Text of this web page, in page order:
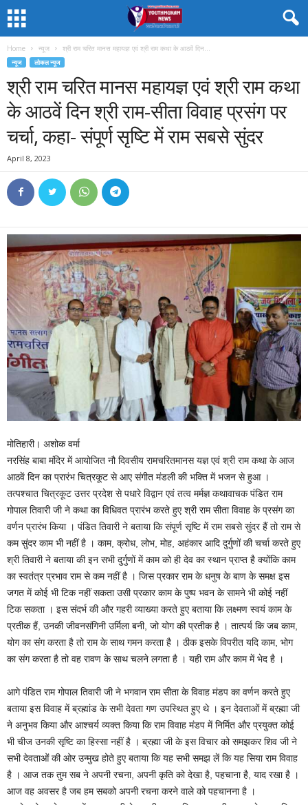
Home न्यूज श्री राम चरित मानस महायज्ञ एवं श्री राम कथा के आठवें दिन...
न्यूज लोकल न्यूज
श्री राम चरित मानस महायज्ञ एवं श्री राम कथा
के आठवें दिन श्री राम-सीता विवाह प्रसंग पर
चर्चा, कहा- संपूर्ण सृष्टि में राम सबसे सुंदर
April 8, 2023
मोतिहारी। अशोक वर्मा
नरसिंह बाबा मंदिर में आयोजित नौ दिवसीय रामचरितमानस यज्ञ एवं श्री राम कथा के आज
आठवें दिन का प्रारंभ चित्रकूट से आए संगीत मंडली की भक्ति में भजन से हुआ ।
तत्पश्चात चित्रकूट उत्तर प्रदेश से पधारे विद्वान एवं तत्व मर्मज्ञ कथावाचक पंडित राम
गोपाल तिवारी जी ने कथा का विधिवत प्रारंभ करते हुए श्री राम सीता विवाह के प्रसंग का
वर्णन प्रारंभ किया । पंडित तिवारी ने बताया कि संपूर्ण सृष्टि में राम सबसे सुंदर हैं तो राम से
कम सुंदर काम भी नहीं है । काम, क्रोध, लोभ, मोह, अहंकार आदि दुर्गुणों की चर्चा करते हुए
श्री तिवारी ने बताया की इन सभी दुर्गुणों में काम को ही देव का स्थान प्राप्त है क्योंकि काम
का स्वतंत्र प्रभाव राम से कम नहीं है । जिस प्रकार राम के धनुष के बाण के समक्ष इस
जगत में कोई भी टिक नहीं सकता उसी प्रकार काम के पुष्प भवन के सामने भी कोई नहीं
टिक सकता । इस संदर्भ की और गहरी व्याख्या करते हुए बताया कि लक्ष्मण स्वयं काम के
प्रतीक हैं, उनकी जीवनसंगिनी उर्मिला बनी, जो योग की प्रतीक है । तात्पर्य कि जब काम,
योग का संग करता है तो राम के साथ गमन करता है । ठीक इसके विपरीत यदि काम, भोग
का संग करता है तो वह रावण के साथ चलने लगता है । यही राम और काम में भेद है ।
आगे पंडित राम गोपाल तिवारी जी ने भगवान राम सीता के विवाह मंडप का वर्णन करते हुए
बताया इस विवाह में ब्रह्मांड के सभी देवता गण उपस्थित हुए थे । इन देवताओं में ब्रह्मा जी
ने अनुभव किया और आश्चर्य व्यक्त किया कि राम विवाह मंडप में निर्मित और प्रयुक्त कोई
भी चीज उनकी सृष्टि का हिस्सा नहीं है । ब्रह्मा जी के इस विचार को समझकर शिव जी ने
सभी देवताओं की ओर उन्मुख होते हुए बताया कि यह सभी समझ लें कि यह सिया राम विवाह
है । आज तक तुम सब ने अपनी रचना, अपनी कृति को देखा है, पहचाना है, याद रखा है ।
आज वह अवसर है जब हम सबको अपनी रचना करने वाले को पहचानना है ।